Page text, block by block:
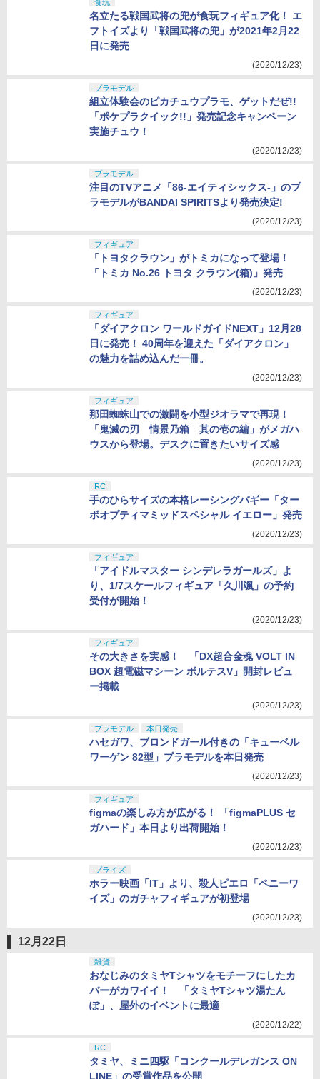
食玩
名立たる戦国武将の兜が食玩フィギュア化！ エ
フトイズより「戦国武将の兜」が2021年2月22
日に発売
(2020/12/23)
プラモデル
組立体験会のピカチュウプラモ、ゲットだぜ!!
「ポケプラクイック!!」発売記念キャンペーン
実施チュウ！
(2020/12/23)
プラモデル
注目のTVアニメ「86-エイティシックス-」のプ
ラモデルがBANDAI SPIRITSより発売決定!
(2020/12/23)
フィギュア
「トヨタクラウン」がトミカになって登場！
「トミカ No.26 トヨタ クラウン(箱)」発売
(2020/12/23)
フィギュア
「ダイアクロン ワールドガイドNEXT」12月28
日に発売！ 40周年を迎えた「ダイアクロン」
の魅力を詰め込んだ一冊。
(2020/12/23)
フィギュア
那田蜘蛛山での激闘を小型ジオラマで再現！
「鬼滅の刃 情景乃箱 其の壱の編」がメガハ
ウスから登場。デスクに置きたいサイズ感
(2020/12/23)
RC
手のひらサイズの本格レーシングバギー「ター
ボオプティマミッドスペシャル イエロー」発売
(2020/12/23)
フィギュア
「アイドルマスター シンデレラガールズ」よ
り、1/7スケールフィギュア「久川颯」の予約
受付が開始！
(2020/12/23)
フィギュア
その大きさを実感！ 「DX超合金魂 VOLT IN
BOX 超電磁マシーン ボルテスV」開封レビュ
ー掲載
(2020/12/23)
プラモデル 本日発売
ハセガワ、ブロンドガール付きの「キューベル
ワーゲン 82型」プラモデルを本日発売
(2020/12/23)
フィギュア
figmaの楽しみ方が広がる！ 「figmaPLUS セ
ガハード」本日より出荷開始！
(2020/12/23)
プライズ
ホラー映画「IT」より、殺人ピエロ「ペニーワ
イズ」のガチャフィギュアが初登場
(2020/12/23)
12月22日
雑貨
おなじみのタミヤTシャツをモチーフにしたカ
バーがカワイイ！ 「タミヤTシャツ湯たん
ぽ」、屋外のイベントに最適
(2020/12/22)
RC
タミヤ、ミニ四駆「コンクールデレガンス ON
LINE」の受賞作品を公開